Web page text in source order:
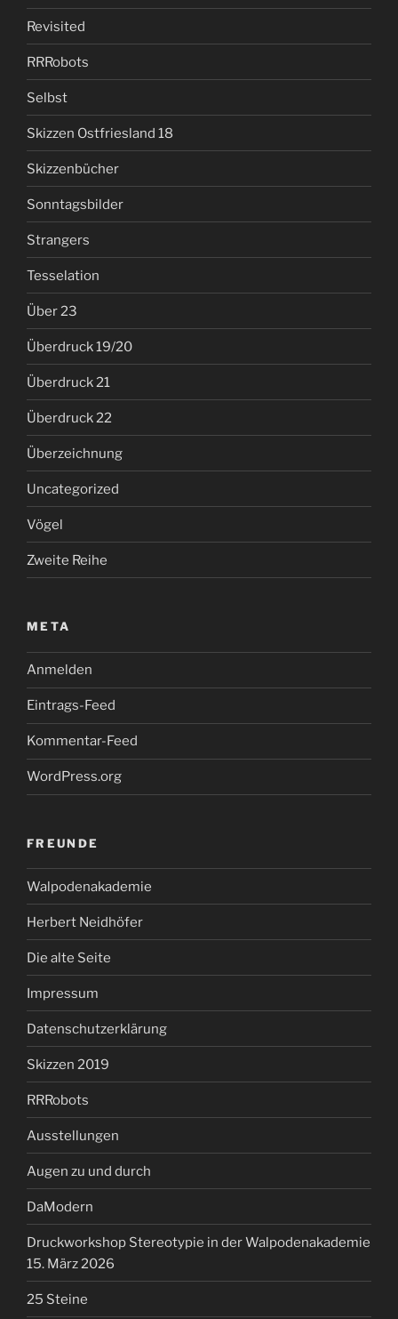
Revisited
RRRobots
Selbst
Skizzen Ostfriesland 18
Skizzenbücher
Sonntagsbilder
Strangers
Tesselation
Über 23
Überdruck 19/20
Überdruck 21
Überdruck 22
Überzeichnung
Uncategorized
Vögel
Zweite Reihe
META
Anmelden
Eintrags-Feed
Kommentar-Feed
WordPress.org
FREUNDE
Walpodenakademie
Herbert Neidhöfer
Die alte Seite
Impressum
Datenschutzerklärung
Skizzen 2019
RRRobots
Ausstellungen
Augen zu und durch
DaModern
Druckworkshop Stereotypie in der Walpodenakademie
15. März 2026
25 Steine